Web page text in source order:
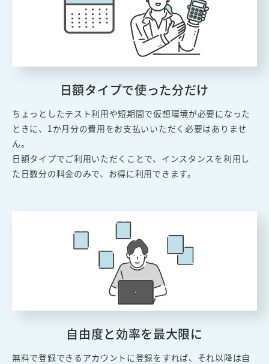
日額タイプで使った分だけ
ちょっとしたテスト利用や短期間で仮想環境が必要になった
ときに、1か月分の費用をお支払いいただく必要はありませ
ん。
日額タイプでご利用いただくことで、インスタンスを利用し
た日数分の料金のみで、お得に利用できます。
自由度と効率を最大限に
無料で登録できるアカウントに登録をすれば、それ以降は自